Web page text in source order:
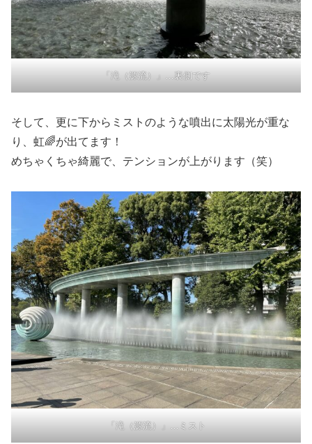
「滝（源流）」…裏側です
そして、更に下からミストのような噴出に太陽光が重な
り、虹🌈が出てます！
めちゃくちゃ綺麗で、テンションが上がります（笑）
「滝（源流）」…ミスト